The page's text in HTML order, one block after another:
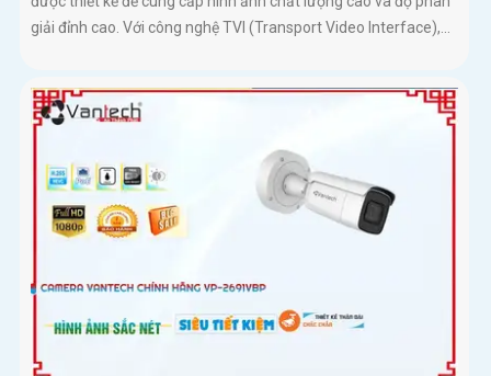
giải đỉnh cao. Với công nghệ TVI (Transport Video Interface),...